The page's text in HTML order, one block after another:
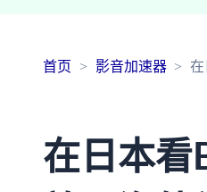
首页 影音加速器 在
在日本看